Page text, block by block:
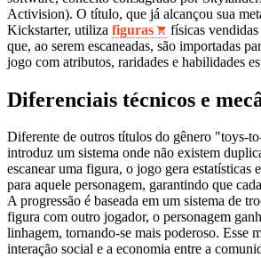
Activision). O título, que já alcançou sua
Kickstarter, utiliza figuras físicas vendidas
que, ao serem escaneadas, são importadas
jogo com atributos, raridades e habilidades
Diferenciais técnicos e
Diferente de outros títulos do gênero "toys-
introduz um sistema onde não existem
escanear uma figura, o jogo gera estatísticas
para aquele personagem, garantindo que
A progressão é baseada em um sistema de
figura com outro jogador, o personagem
linhagem, tornando-se mais poderoso. Esse
interação social e a economia entre a